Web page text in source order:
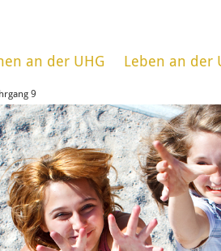
an der UHG Leben an der
9